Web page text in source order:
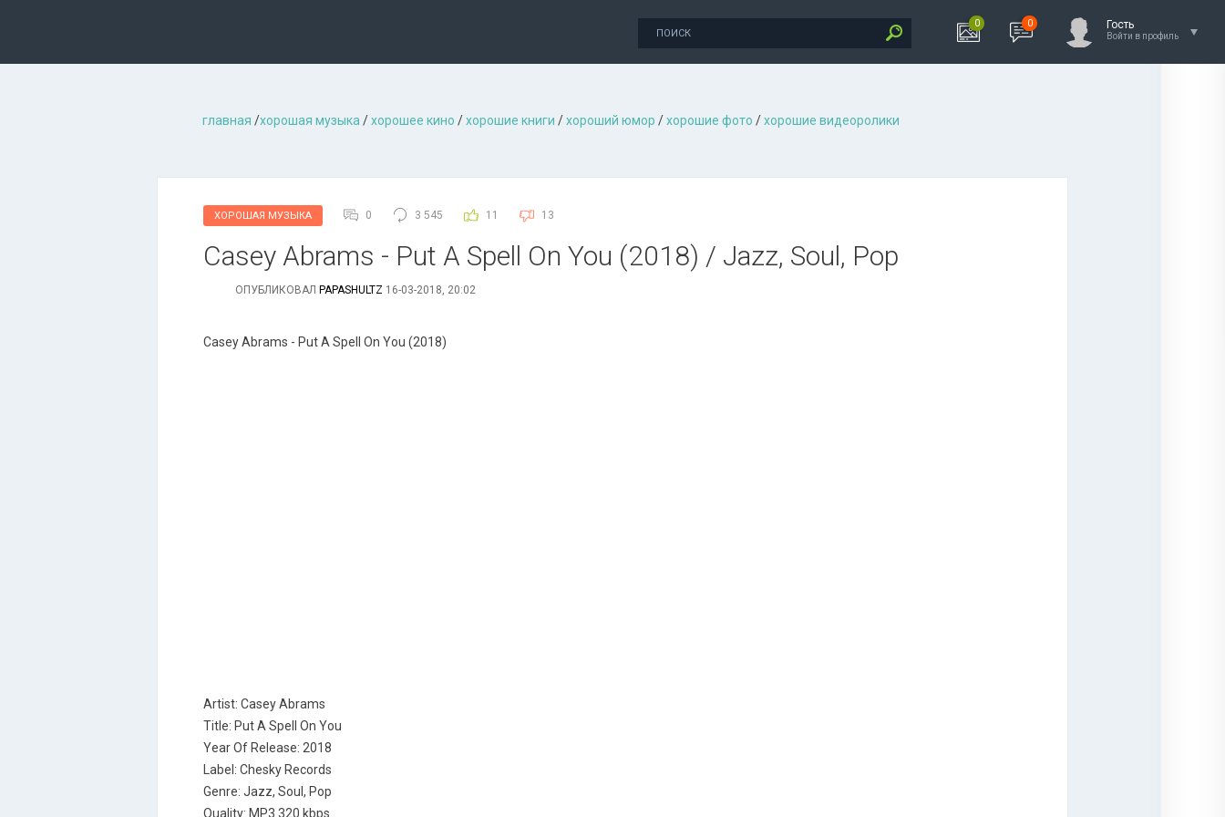
0 0 Гость
Войти в профиль
главная /хорошая музыкa /хорошее кино /хорошие книги /хороший юмор /хорошие фото /хорошие видеоролики
ХОРОШАЯ МУЗЫКА 0 3 545 11 13
Casey Abrams - Put A Spell On You (2018) / Jazz, Soul, Pop
ОПУБЛИКОВАЛ PAPASHULTZ 16-03-2018, 20:02
Casey Abrams - Put A Spell On You (2018)
Artist: Casey Abrams
Title: Put A Spell On You
Year Of Release: 2018
Label: Chesky Records
Genre: Jazz, Soul, Pop
Quality: MP3 320 kbps